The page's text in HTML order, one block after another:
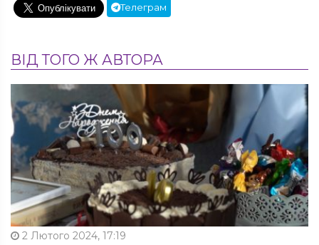
Телеграм
ВІД ТОГО Ж АВТОРА
2 Лютого 2024, 17:19